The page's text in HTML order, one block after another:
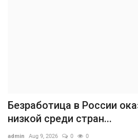
Безработица в России
низкой среди стран...
admin Aug 9, 2026 0 0